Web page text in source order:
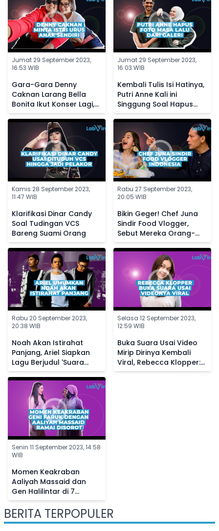
Jumat 29 September 2023,
16:53 WIB
Gara-Gara Denny
Caknan Larang Bella
Bonita Ikut Konser Lagi,
Kini Sang Istri Posting
Status Galau
Jumat 29 September 2023,
16:03 WIB
Kembali Tulis Isi Hatinya,
Putri Anne Kali ini
Singgung Soal Hapus
Foto Masa Lalu dari
Galeri
Kamis 28 September 2023,
11:47 WIB
Klarifikasi Dinar Candy
Soal Tudingan VCS
Bareng Suami Orang
Rabu 27 September 2023,
20:05 WIB
Bikin Geger! Chef Juna
Sindir Food Vlogger,
Sebut Mereka Orang-
Orang Sotoy
Rabu 20 September 2023,
20:38 WIB
Noah Akan Istirahat
Panjang, Ariel Siapkan
Lagu Berjudul 'Suara
Dalam Kepala' Buat
Penggemar
Selasa 12 September 2023,
12:59 WIB
Buka Suara Usai Video
Mirip Dirinya Kembali
Viral, Rebecca Klopper:
Allah Tidak Tidur
Senin 11 September 2023, 14:58
WIB
Momen Keakraban
Aaliyah Massaid dan
Gen Halilintar di 7
Bulanan Aurel
Hermansyah, Netizen
Bandingkan Sikapnya ke
BERITA TERPOPULER